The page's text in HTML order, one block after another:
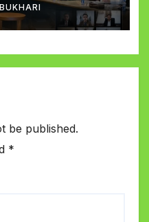
be published.
*